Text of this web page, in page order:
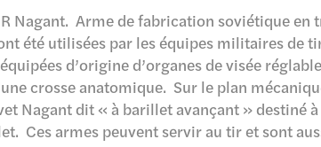
Nagant. Arme de fabrication soviétique en
été utilisées par les équipes militaires de
d’origine d’organes de visée
crosse anatomique. Sur le plan
Nagant dit « à barillet avançant » destiné à
Ces armes peuvent servir au tir et sont